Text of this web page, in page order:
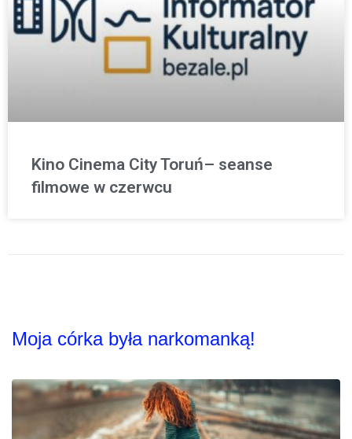
Kino Cinema City Toruń– seanse
filmowe w czerwcu
Moja córka była narkomanką!